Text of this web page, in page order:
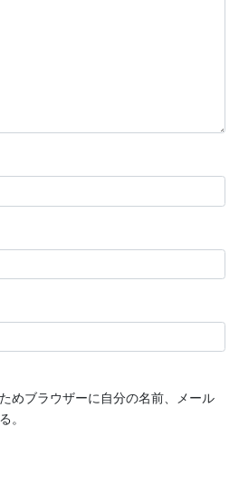
めブラウザーに自分の名前、メール
。